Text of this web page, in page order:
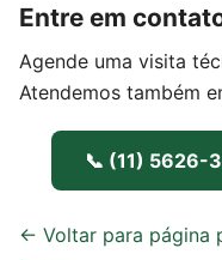
Entre em
Agende uma visita
Atendemos também
📞 (11) 5626-
← Voltar para página